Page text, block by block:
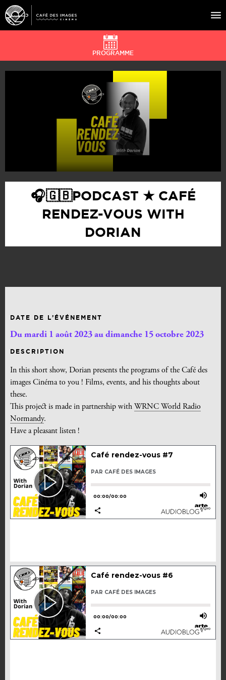
À L’AFFICHE
ÉVÉNEMENTS
CAFÉ DU CINÉ
PRATIQUE
ÉDUCATION AUX IMAGES
PROGRAMME
🎧 🇬🇧PODCAST ★ CAFÉ
RENDEZ-VOUS WITH
DORIAN
DATE DE L’ÉVÉNEMENT
Du mardi 1 août 2023 au dimanche 15 octobre 2023
DESCRIPTION
In this short show, Dorian presents the programs of the Café des
images Cinéma to you ! Films, events, and his thoughts about
these.
This project is made in partnership with WRNC World Radio
Normandy.
Have a pleasant listen !